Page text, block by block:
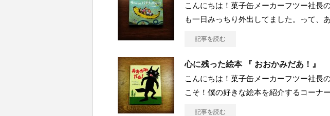
こんにちは！菓子缶メーカーフツー社長
も一日みっちり外出してました。って、あ
記事を読む
心に残った絵本 『 おおかみだあ！』
こんにちは！菓子缶メーカーフツー社長
こそ！僕の好きな絵本を紹介するコーナ
記事を読む